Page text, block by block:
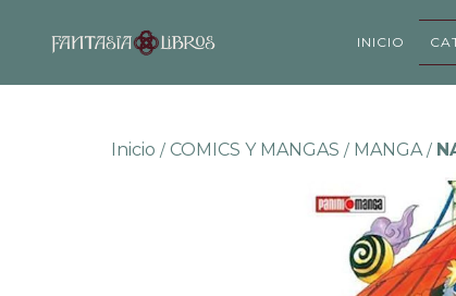
INICIO
Inicio / COMICS Y MANGAS / MANGA /